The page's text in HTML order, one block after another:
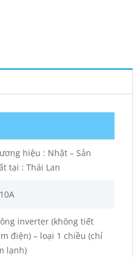
hiệu : Nhật – Sản
tại : Thái Lan
inverter (không tiết
điện) – loại 1 chiều (chỉ
lạnh)